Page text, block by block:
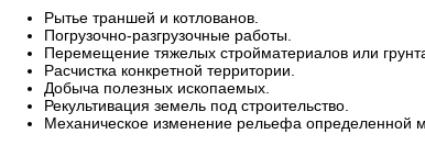
Рытье траншей и котлованов.
Погрузочно-разгрузочные работы.
Перемещение тяжелых стройматериалов или
Расчистка конкретной территории.
Добыча полезных ископаемых.
Рекультивация земель под строительство.
Механическое изменение рельефа определенной